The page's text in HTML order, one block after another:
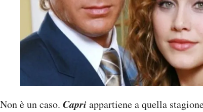
Non è un caso. Capriappartiene a quella